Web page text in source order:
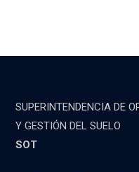
SUPERINTENDENCIA DE
Y GESTIÓN DEL SUELO
SOT